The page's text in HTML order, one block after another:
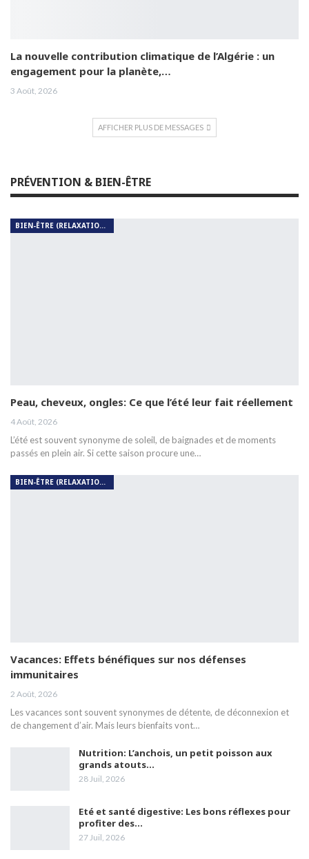
La nouvelle contribution climatique de l’Algérie : un
engagement pour la planète,…
3 Août, 2026
AFFICHER PLUS DE MESSAGES
PRÉVENTION & BIEN-ÊTRE
BIEN-ÊTRE (RELAXATION, MÉDITATION, SOIN DU CORPS)
Peau, cheveux, ongles: Ce que l’été leur fait réellement
4 Août, 2026
L’été est souvent synonyme de soleil, de baignades et de moments
passés en plein air. Si cette saison procure une…
BIEN-ÊTRE (RELAXATION, MÉDITATION, SOIN DU CORPS)
Vacances: Effets bénéfiques sur nos défenses
immunitaires
2 Août, 2026
Les vacances sont souvent synonymes de détente, de déconnexion et
de changement d’air. Mais leurs bienfaits vont…
Nutrition: L’anchois, un petit poisson aux
grands atouts…
28 Juil, 2026
Eté et santé digestive: Les bons réflexes pour
profiter des…
27 Juil, 2026